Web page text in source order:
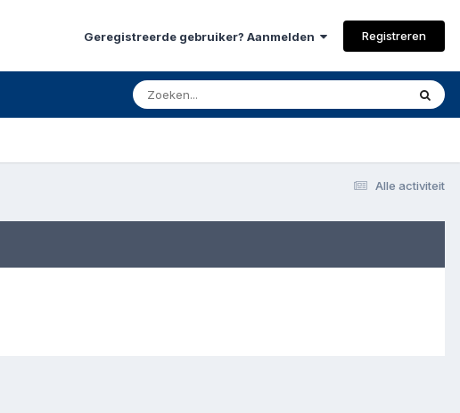
Geregistreerde gebruiker? Aanmelden Registreren
Alle activiteit